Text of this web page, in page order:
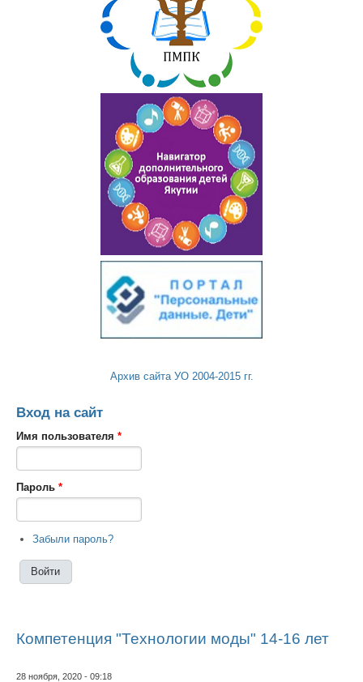
Архив сайта УО 2004-2015 гг.
Вход на сайт
Имя пользователя *
Пароль *
Забыли пароль?
Компетенция "Технологии моды" 14-16 лет
28 ноября, 2020 - 09:18